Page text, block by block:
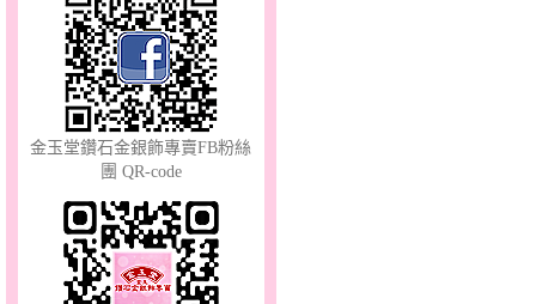
彩蝶倩影～金銀鋼套鍊
金玉堂鑽石金銀飾專賣FB粉絲
團 QR-code